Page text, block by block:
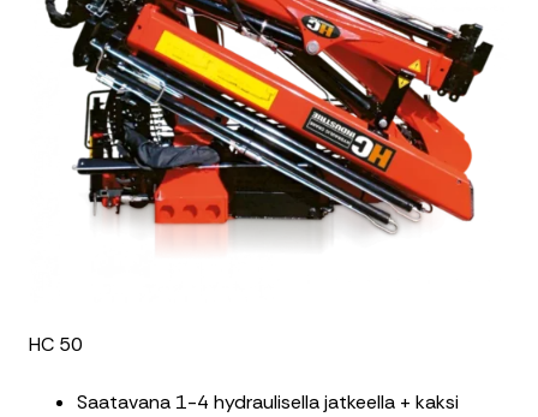
HC 50
Saatavana 1-4 hydraulisella jatkeella + kaksi